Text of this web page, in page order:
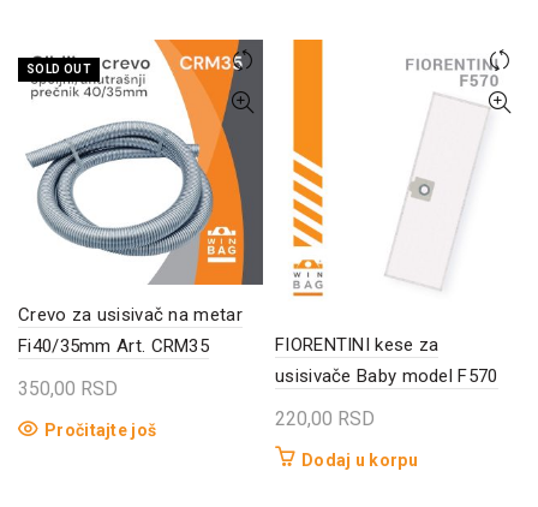
SOLD OUT
Crevo za usisivač na metar
Fi40/35mm Art. CRM35
350,00 RSD
Pročitajte još
FIORENTINI kese za
usisivače Baby model F570
220,00 RSD
Dodaj u korpu